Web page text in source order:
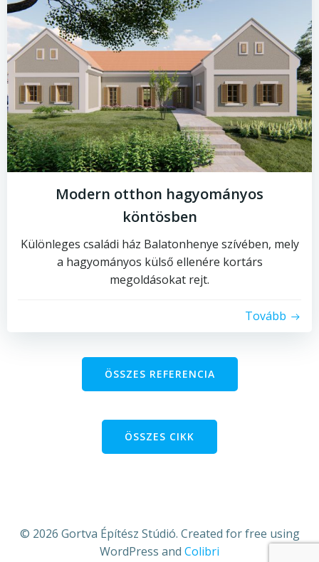
Modern otthon hagyományos
köntösben
Különleges családi ház Balatonhenye szívében, mely
a hagyományos külső ellenére kortárs
megoldásokat rejt.
Tovább
ÖSSZES REFERENCIA
ÖSSZES CIKK
© 2026 Gortva Építész Stúdió. Created for free using
WordPress and Colibri